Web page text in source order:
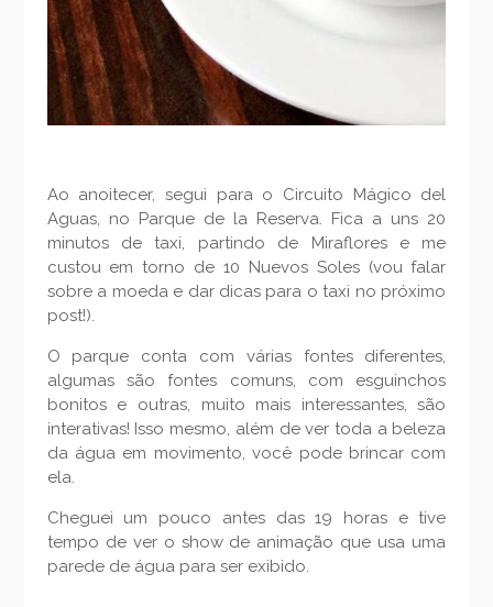
Ao anoitecer, segui para o Circuito Mágico del
Aguas, no Parque de la Reserva. Fica a uns 20
minutos de taxi, partindo de Miraflores e me
custou em torno de 10 Nuevos Soles (vou falar
sobre a moeda e dar dicas para o taxi no próximo
post!).
O parque conta com várias fontes diferentes,
algumas são fontes comuns, com esguinchos
bonitos e outras, muito mais interessantes, são
interativas! Isso mesmo, além de ver toda a beleza
da água em movimento, você pode brincar com
ela.
Cheguei um pouco antes das 19 horas e tive
tempo de ver o show de animação que usa uma
parede de água para ser exibido.